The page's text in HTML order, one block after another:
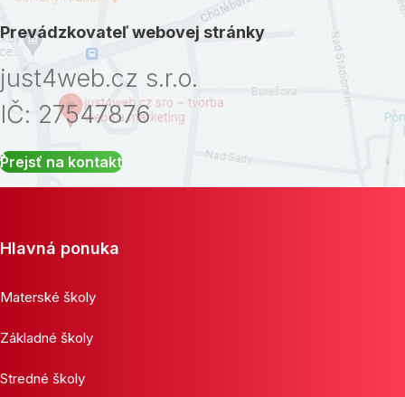
Prevádzkovateľ webovej stránky
just4web.cz s.r.o.
IČ: 27547876
Prejsť na kontakt
Hlavná ponuka
Materské školy
Základné školy
Stredné školy